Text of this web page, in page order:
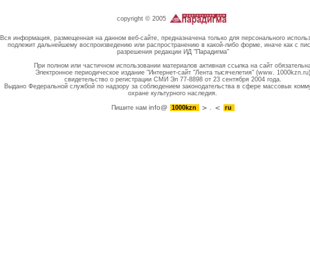
copyright © 2005
Вся информация, размещенная на данном веб-сайте, предназначена только для персонального
подлежит дальнейшему воспроизведению или распространению в какой-либо форме, иначе как с
разрешения редакции ИД "Парадигма"
При полном или частичном использовании материалов активная ссылка на сайт
Электронное периодическое издание "Интернет-сайт "Лента тысячелетия" (www. 1000kzn.ru)
свидетельство о регистрации СМИ Эл 77-8898 от 23 сентября 2004 года.
Выдано Федеральной службой по надзору за соблюдением законодательства в сфере массовых
охране культурного наследия.
Пишите намinfo@ 1000kzn . ru